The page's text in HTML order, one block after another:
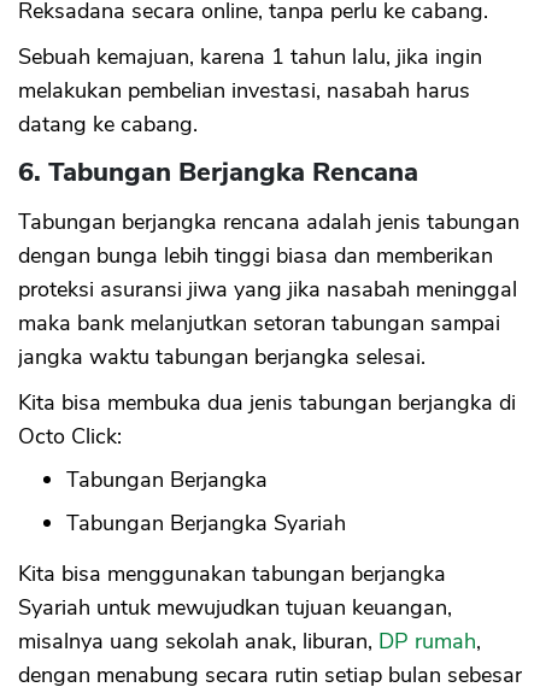
Reksadana secara online, tanpa perlu ke cabang.
Sebuah kemajuan, karena 1 tahun lalu, jika ingin
melakukan pembelian investasi, nasabah harus
datang ke cabang.
6. Tabungan Berjangka Rencana
Tabungan berjangka rencana adalah jenis tabungan
dengan bunga lebih tinggi biasa dan memberikan
proteksi asuransi jiwa yang jika nasabah meninggal
maka bank melanjutkan setoran tabungan sampai
jangka waktu tabungan berjangka selesai.
Kita bisa membuka dua jenis tabungan berjangka di
Octo Click:
Tabungan Berjangka
Tabungan Berjangka Syariah
Kita bisa menggunakan tabungan berjangka
Syariah untuk mewujudkan tujuan keuangan,
misalnya uang sekolah anak, liburan, DP rumah,
dengan menabung secara rutin setiap bulan sebesar